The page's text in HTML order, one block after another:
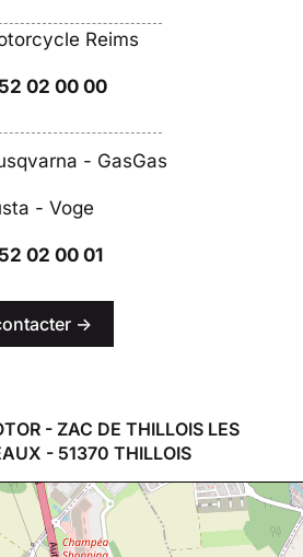
Reims
02 00 00
- GasGas
- Voge
02 00 01
->
- ZAC DE THILLOIS LES
- 51370 THILLOIS